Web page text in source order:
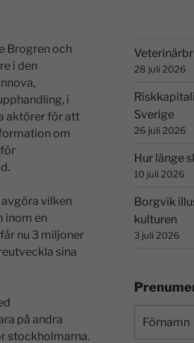
Brogren och
i den
i
aktörer för att
om
vilken
inom en
nu 3 miljoner
sina
på andra
stockholmarna.
28 juli 2026
Sverige
26 juli 2026
Hur länge
10 juli 2026
Borgvik
kulturen
3 juli 2026